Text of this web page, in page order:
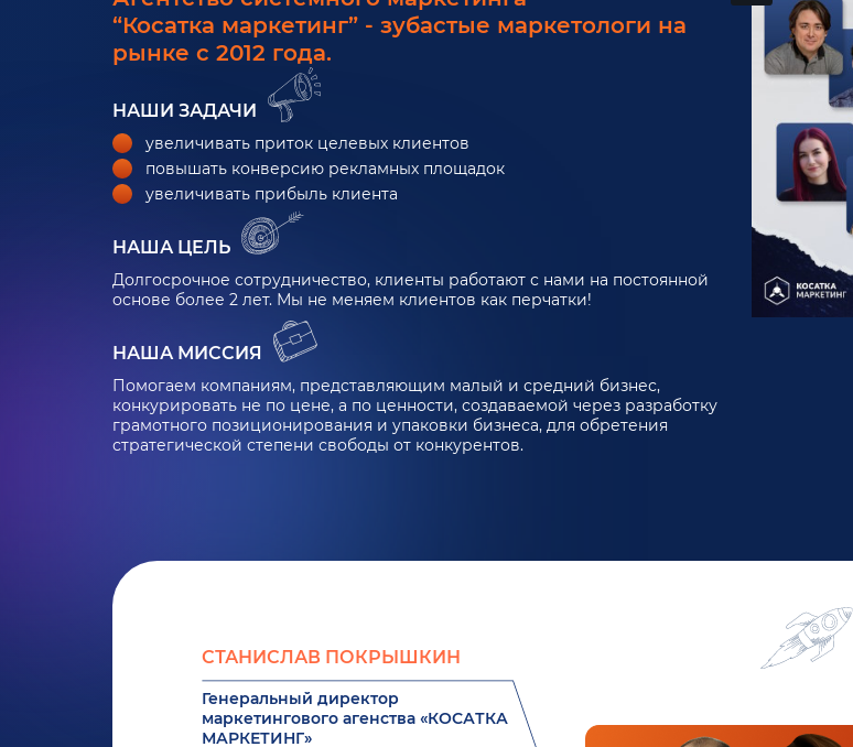
“Косатка маркетинг” - зубастые маркетологи на
рынке с 2012 года.
НАШИ ЗАДАЧИ
увеличивать приток целевых клиентов
повышать конверсию рекламных площадок
увеличивать прибыль клиента
НАША ЦЕЛЬ
Долгосрочное сотрудничество, клиенты работают с нами на постоянной
основе более 2 лет. Мы не меняем клиентов как перчатки!
НАША МИССИЯ
Помогаем компаниям, представляющим малый и средний бизнес,
конкурировать не по цене, а по ценности, создаваемой через разработку
грамотного позиционирования и упаковки бизнеса, для обретения
стратегической степени свободы от конкурентов.
СТАНИСЛАВ ПОКРЫШКИН
Генеральный директор
маркетингового агенства «КОСАТКА
МАРКЕТИНГ»